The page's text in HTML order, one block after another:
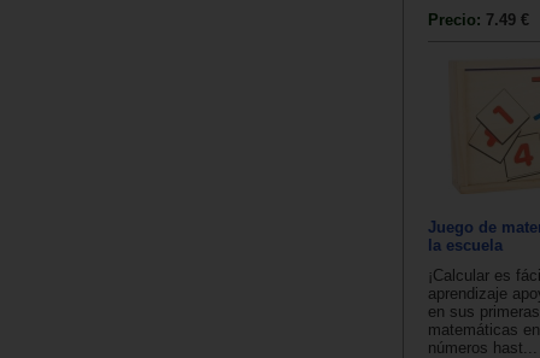
Precio: 7.49 €
Juego de
la escuela
¡Calcular es
aprendizaje
en sus
matemáticas
números hast...